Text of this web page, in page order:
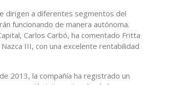
dirigen a diferentes segmentos del
funcionando de manera autónoma.
Carlos Carbó, ha comentado Fritta
III, con una excelente rentabilidad
2013, la compañía ha registrado un